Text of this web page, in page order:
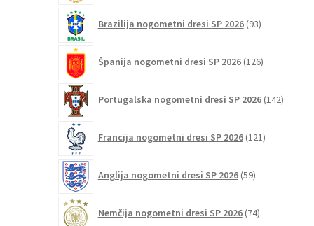
Brazilija nogometni dresi SP 2026 93izdelkov
Španija nogometni dresi SP 2026 126izdelkov
Portugalska nogometni dresi SP 2026 142
Francija nogometni dresi SP 2026 121izdelkov
Anglija nogometni dresi SP 2026 59izdelkov
Nemčija nogometni dresi SP 2026 74izdelkov